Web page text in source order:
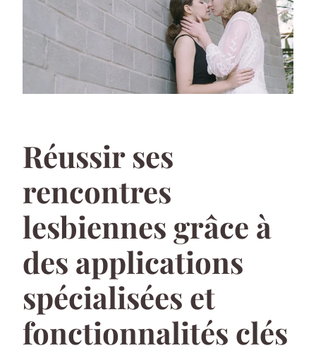
Réussir ses
rencontres
lesbiennes grâce à
des applications
spécialisées et
fonctionnalités clés